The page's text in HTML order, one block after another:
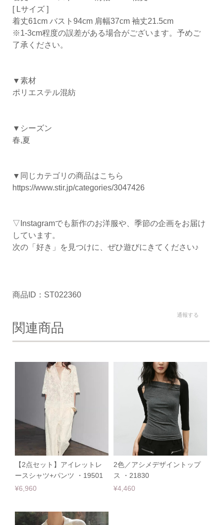
[ Lサイズ ]
着丈61cm バスト94cm 肩幅37cm 袖丈21.5cm
※1-3cm程度の誤差がある場合がございます。予めご
了承ください。
▼素材
ポリエステル混紡
▼シーズン
春,夏
▼同じカテゴリの商品はこちら
https://www.stir.jp/categories/3047426
▽Instagramでも新作のお洋服や、季節の企画をお届け
しています。
次の「好き」を見つけに、ぜひ遊びにきてください♪
商品ID：ST022360
通報する
関連商品
【2点セット】アイレットレ
ースシャツ+パンツ ・19501
¥6,960
2色／アシメデザイントップ
ス ・21830
¥4,460